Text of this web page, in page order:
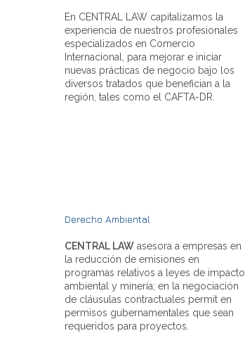
En CENTRAL LAW capitalizamos la
experiencia de nuestros profesionales
especializados en Comercio
Internacional, para mejorar e iniciar
nuevas prácticas de negocio bajo los
diversos tratados que benefician a la
región, tales como el CAFTA-DR.
Derecho Ambiental
CENTRAL LAW asesora a empresas en
la reducción de emisiones en
programas relativos a leyes de impacto
ambiental y minería; en la negociación
de cláusulas contractuales permit en
permisos gubernamentales que sean
requeridos para proyectos.